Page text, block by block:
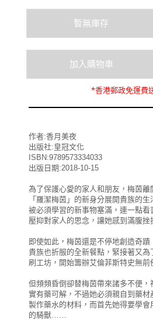
*香港郵政免運費
作者:香月美夜
出版社:皇冠文化
ISBN:9789573334033
出版日期:2018-10-15
為了保護心愛的家人和朋友，梅茵
「羅潔梅茵」的新身分展開貴族的
被必須學習的新事物塞滿，連一點
壓抑對家人的思念，讓她感到滿腹挫
即使如此，梅茵還是不停地創造奇蹟
貴族也折服的全新餐點，緊接著又為
刷工坊，開始籌辦艾倫菲斯特史無前
但頻頻昏倒卻替梅茵帶來諸多不便
實有藥可解，不過她必須親自到藥
製作藥水的材料，而首先她得要學
的騎獸……